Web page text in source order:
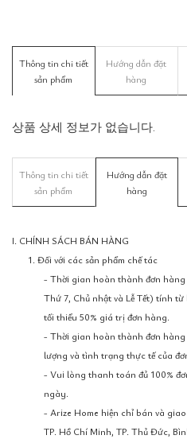
Thông tin chi tiết
sản phẩm
Hướng dẫn đặt
hàng
상품 상세 정보가 없습니다.
Thông tin chi tiết
sản phẩm
Hướng dẫn đặt
hàng
I. CHÍNH SÁCH BÁN HÀNG
1. Đối với các sản phẩm chế tác
- Thời gian hoàn thành đơn
Thứ 7, Chủ nhật và Lễ Tết) tính
tối thiểu 50% giá trị đơn hàng.
- Thời gian hoàn thành đơn
lượng và tình trạng thực tế của
- Vui lòng thanh toán đủ 100%
ngày.
- Arize Home hiện chỉ bán và
TP. Hồ Chí Minh, TP. Thủ Đức,